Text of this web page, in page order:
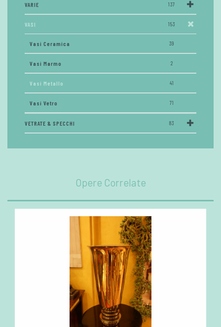
VARIE 137
VASI 153
Vasi Ceramica 39
Vasi Marmo 2
Vasi Metallo 41
Vasi Vetro 71
VETRATE & SPECCHI 83
Opere Correlate